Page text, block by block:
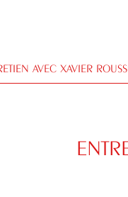
AVEC XAVIER